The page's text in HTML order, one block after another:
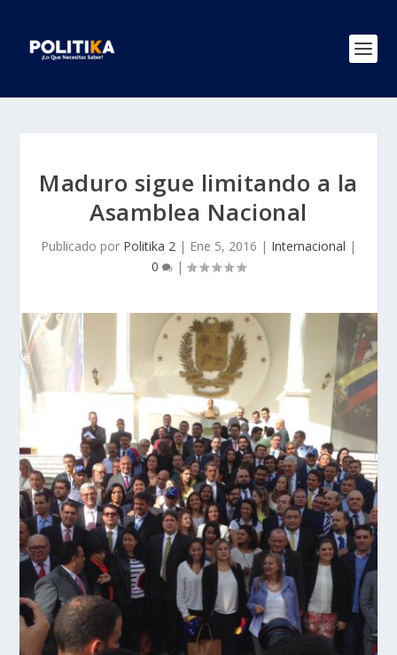
Maduro sigue limitando a la
Asamblea Nacional
Publicado por Politika 2 | Ene 5, 2016 | Internacional |
0
|